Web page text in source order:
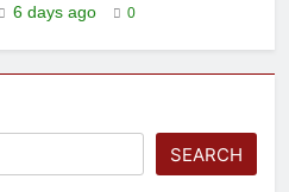
6 days ago 0
SEARCH